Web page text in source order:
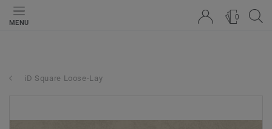
MENU
0
iD Square Loose-Lay